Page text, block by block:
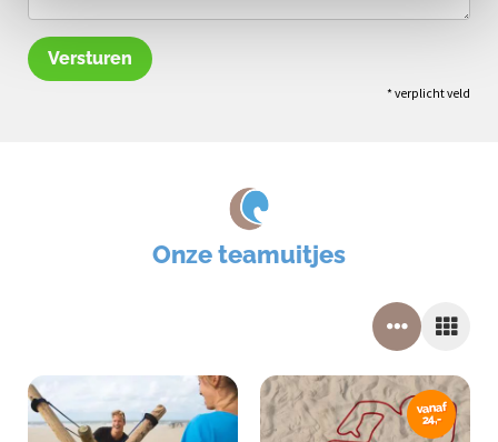
Versturen
* verplicht veld
Onze teamuitjes
vanaf
24,-